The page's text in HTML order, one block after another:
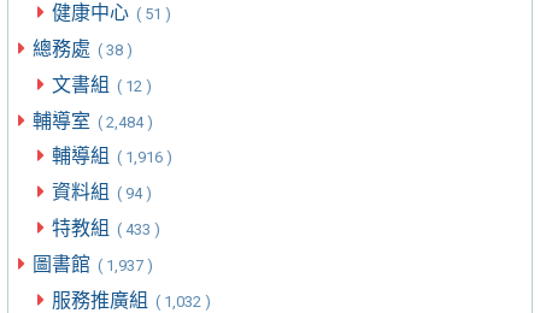
健康中心 ( 51 )
總務處 ( 38 )
文書組 ( 12 )
輔導室 ( 2,484 )
輔導組 ( 1,916 )
資料組 ( 94 )
特教組 ( 433 )
圖書館 ( 1,937 )
服務推廣組 ( 1,032 )